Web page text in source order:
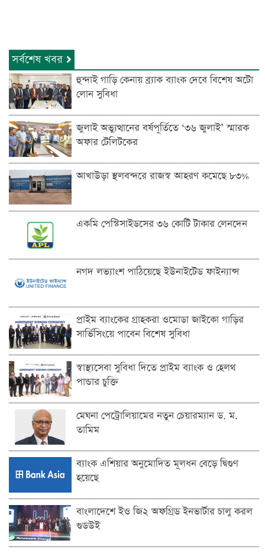
সর্বশেষ খবর
হুন্দাই গাড়ি কেনায় ব্র্যাক ব্যাংক দেবে বিশেষ অটো
লোন সুবিধা
জুলাই অভ্যুত্থানের বর্ষপূর্তিতে ‘৩৬ জুলাই’ স্মারক
অফার টেলিটকের
আখাউড়া স্থলবন্দরে রাজস্ব আহরণ কমেছে ৮৩%
একমি পেস্টিসাইডসের ৩৬ কোটি টাকার লেনদেন
নগদ লভ্যাংশ পাঠিয়েছে ইউনাইটেড ফাইন্যান্স
প্রাইম ব্যাংকের গ্রাহকরা ওমোডা জাইকো গাড়ির
সার্ভিসিংয়ে পাবেন বিশেষ সুবিধা
স্বাস্থ্যসেবা সুবিধা দিতে প্রাইম ব্যাংক ও হেলথ
পান্ডার চুক্তি
মেঘনা পেট্রোলিয়ামের নতুন চেয়ারম্যান ড. ম.
তামিম
ব্যাংক এশিয়ার অনুমোদিত মূলধন বেড়ে দ্বিগুণ
হয়েছে
বাংলাদেশে ইও জি২ অফগ্রিড ইনভার্টার চালু করল
গুডউই